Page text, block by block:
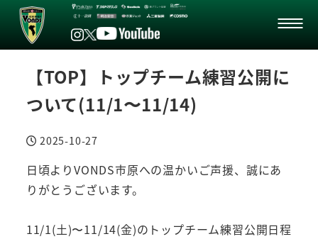
【TOP】トップチーム練習公開に
ついて(11/1〜11/14)
投稿日
2025-10-27
日頃よりVONDS市原への温かいご声援、誠にあ
りがとうございます。
11/1(土)〜11/14(金)のトップチーム練習公開日程